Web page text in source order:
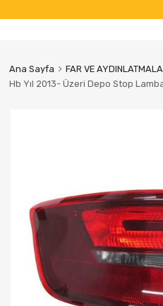
content
Ana Sayfa FAR VE
Hb Yıl 2013- Üzeri Depo Stop